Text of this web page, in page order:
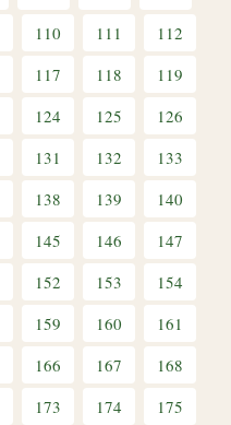
110 111
112
117 118
119
124 125
126
131 132
133
138 139
140
145 146
147
152 153
154
159 160
161
166 167
168
173 174 175